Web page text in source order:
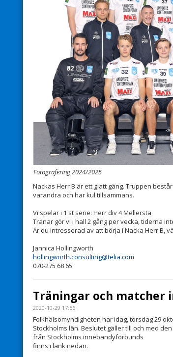
Fotografering 2024/2025
Nackas Herr B är ett glatt gäng. Truppen
varandra och har kul tillsammans.
Vi spelar i 1 st serie: Herr div 4 Mellersta
Tränar gör vi i hall 2 gång per vecka, tiderna
Är du intresserad av att börja i Nacka Herr B,
Jannica Hollingworth
hollingworth.consulting@telia.com
070-275 68 65
Träningar och matcher
2020-10-29 17:56
Folkhälsomyndigheten har idag, torsdag 29
Stockholms län. Beslutet gäller till och med
från Stockholms innebandyförbunds
finns i länk nedan.